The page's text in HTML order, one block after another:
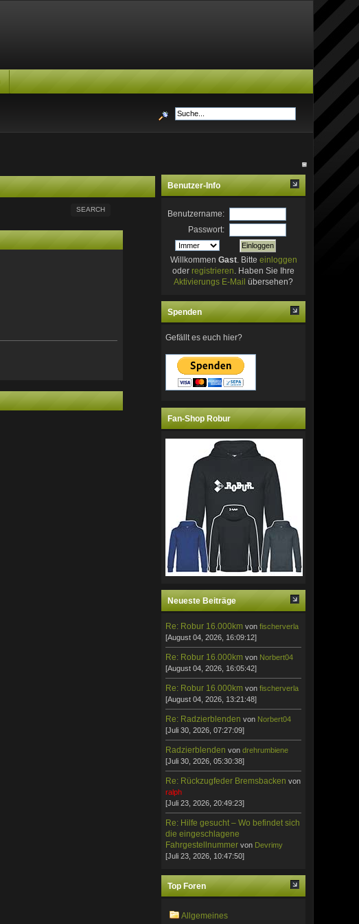
SEARCH
Benutzer-Info
Benutzername:
Passwort:
Willkommen Gast. Bitte einloggen
oder registrieren . Haben Sie Ihre
Aktivierungs E-Mail übersehen?
Spenden
Gefällt es euch hier?
Fan-Shop Robur
Neueste Beiträge
Re: Robur 16.000km vonfischerverla
[August 04, 2026, 16:09:12]
Re: Robur 16.000km von Norbert04
[August 04, 2026, 16:05:42]
Re: Robur 16.000km vonfischerverla
[August 04, 2026, 13:21:48]
Re: Radzierblendenvon Norbert04
[Juli 30, 2026, 07:27:09]
Radzierblendenvondrehrumbiene
[Juli 30, 2026, 05:30:38]
Re: Rückzugfeder Bremsbacken von
ralph
[Juli 23, 2026, 20:49:23]
Re: Hilfe gesucht – Wo befindet sich
die eingeschlagene
Fahrgestellnummer von Devrimy
[Juli 23, 2026, 10:47:50]
Top Foren
Allgemeines